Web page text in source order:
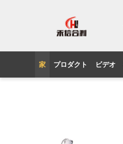
家 プロダクト ビデオ